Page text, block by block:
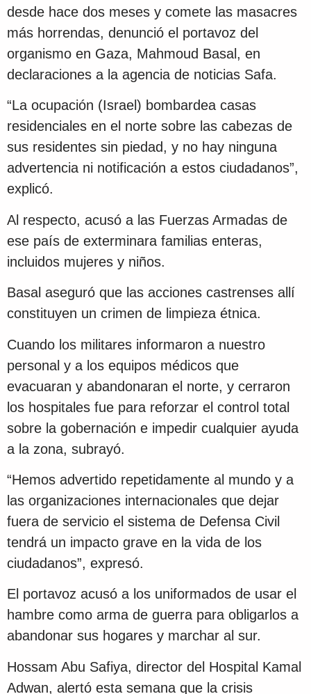
desde hace dos meses y comete las masacres
más horrendas, denunció el portavoz del
organismo en Gaza, Mahmoud Basal, en
declaraciones a la agencia de noticias Safa.
“La ocupación (Israel) bombardea casas
residenciales en el norte sobre las cabezas de
sus residentes sin piedad, y no hay ninguna
advertencia ni notificación a estos ciudadanos”,
explicó.
Al respecto, acusó a las Fuerzas Armadas de
ese país de exterminara familias enteras,
incluidos mujeres y niños.
Basal aseguró que las acciones castrenses allí
constituyen un crimen de limpieza étnica.
Cuando los militares informaron a nuestro
personal y a los equipos médicos que
evacuaran y abandonaran el norte, y cerraron
los hospitales fue para reforzar el control total
sobre la gobernación e impedir cualquier ayuda
a la zona, subrayó.
“Hemos advertido repetidamente al mundo y a
las organizaciones internacionales que dejar
fuera de servicio el sistema de Defensa Civil
tendrá un impacto grave en la vida de los
ciudadanos”, expresó.
El portavoz acusó a los uniformados de usar el
hambre como arma de guerra para obligarlos a
abandonar sus hogares y marchar al sur.
Hossam Abu Safiya, director del Hospital Kamal
Adwan, alertó esta semana que la crisis